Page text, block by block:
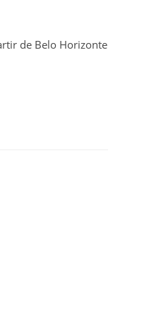
de Belo Horizonte